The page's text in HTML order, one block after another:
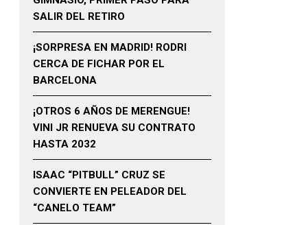
SALIR DEL RETIRO
¡SORPRESA EN MADRID! RODRI
CERCA DE FICHAR POR EL
BARCELONA
¡OTROS 6 AÑOS DE MERENGUE!
VINI JR RENUEVA SU CONTRATO
HASTA 2032
ISAAC “PITBULL” CRUZ SE
CONVIERTE EN PELEADOR DEL
“CANELO TEAM”